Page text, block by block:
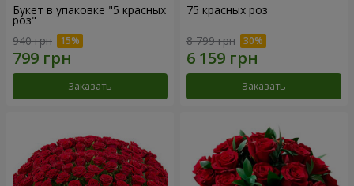
Букет в упаковке "5 красных
роз"
940 грн
Заказать
75 красных роз
8 799 грн
Заказать